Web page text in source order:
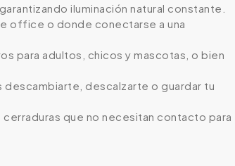
iluminación natural constante.
office o donde conectarse a una
para adultos, chicos y mascotas, o bien
descalzarte o guardar tu
que no necesitan contacto para